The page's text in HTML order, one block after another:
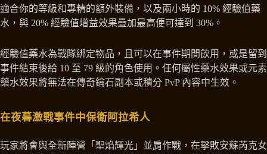
適合你的等級和專精的額外裝備，以及兩小時的 10% 經驗值藥
水，與 20% 經驗值增益效果疊加最高便可達到 30%。
經驗值藥水為戰隊綁定物品，且可以在事件期間飲用，或是留到
事件結束後給 10 至 79 級的角色使用。任何屬性藥水效果或元素
藥水效果將無法在傳奇鑰石副本或積分 PvP 內容中生效。
在夜暮激戰事件中保衛阿拉希人
玩家將會與全新陣營「聖焰輝光」並肩作戰，在擊敗安蘇芮克女